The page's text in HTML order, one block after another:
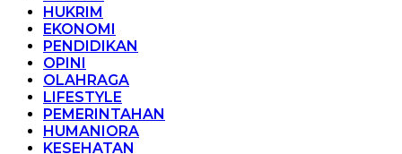
HUKRIM
EKONOMI
PENDIDIKAN
OPINI
OLAHRAGA
LIFESTYLE
PEMERINTAHAN
HUMANIORA
KESEHATAN